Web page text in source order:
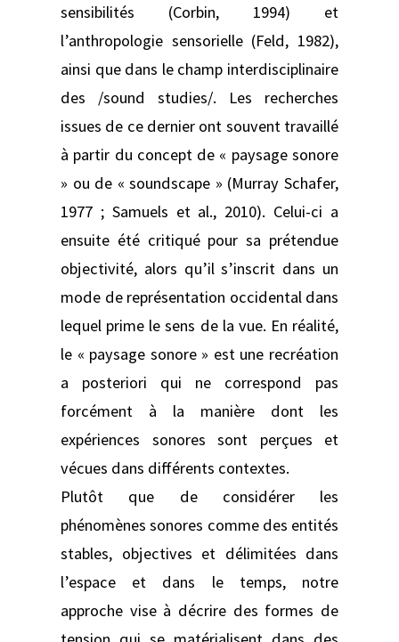
sensibilités (Corbin, 1994) et
l’anthropologie sensorielle (Feld, 1982),
ainsi que dans le champ interdisciplinaire
des /sound studies/. Les recherches
issues de ce dernier ont souvent travaillé
à partir du concept de « paysage sonore
» ou de « soundscape » (Murray Schafer,
1977 ; Samuels et al., 2010). Celui-ci a
ensuite été critiqué pour sa prétendue
objectivité, alors qu’il s’inscrit dans un
mode de représentation occidental dans
lequel prime le sens de la vue. En réalité,
le « paysage sonore » est une recréation
a posteriori qui ne correspond pas
forcément à la manière dont les
expériences sonores sont perçues et
vécues dans différents contextes.
Plutôt que de considérer les
phénomènes sonores comme des entités
stables, objectives et délimitées dans
l’espace et dans le temps, notre
approche vise à décrire des formes de